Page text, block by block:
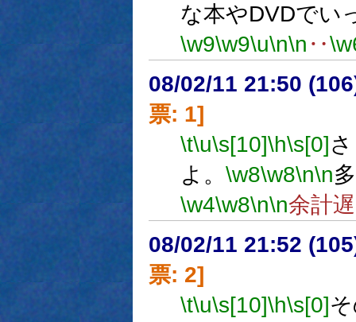
な本やDVDでい
\w9\w9\u\n\n ‥
08/02/11 21:50
票: 1]
\t\u\s[10]\h\s[0]
よ。 \w8\w8\n\n
\w4\w8\n\n余計
08/02/11 21:52
票: 2]
\t\u\s[10]\h\s[0]